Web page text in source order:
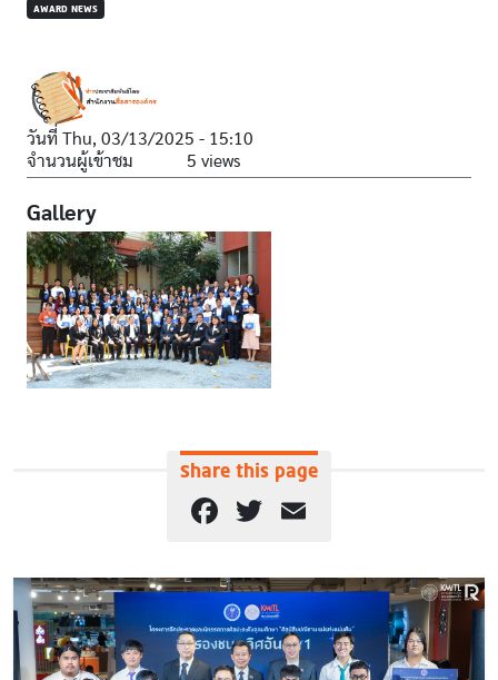
AWARD NEWS
วันที่ Thu, 03/13/2025 - 15:10
จำนวนผู้เข้าชม
5 views
Gallery
Share this page
Facebook
Twitter